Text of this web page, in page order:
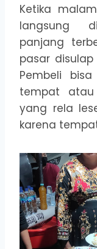
Ketika
langsung
panjang
pasar
Pembeli
tempat atau
yang rela
karena